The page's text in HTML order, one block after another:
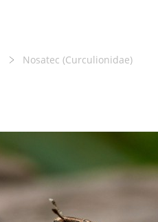
Nosatec (Curculionidae)